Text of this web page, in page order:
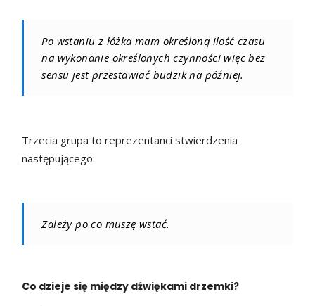
Po wstaniu z łóżka mam określoną ilość czasu
na wykonanie określonych czynności więc bez
sensu jest przestawiać budzik na później.
Trzecia grupa to reprezentanci stwierdzenia
następującego:
Zależy po co muszę wstać.
Co dzieje się między dźwiękami drzemki?